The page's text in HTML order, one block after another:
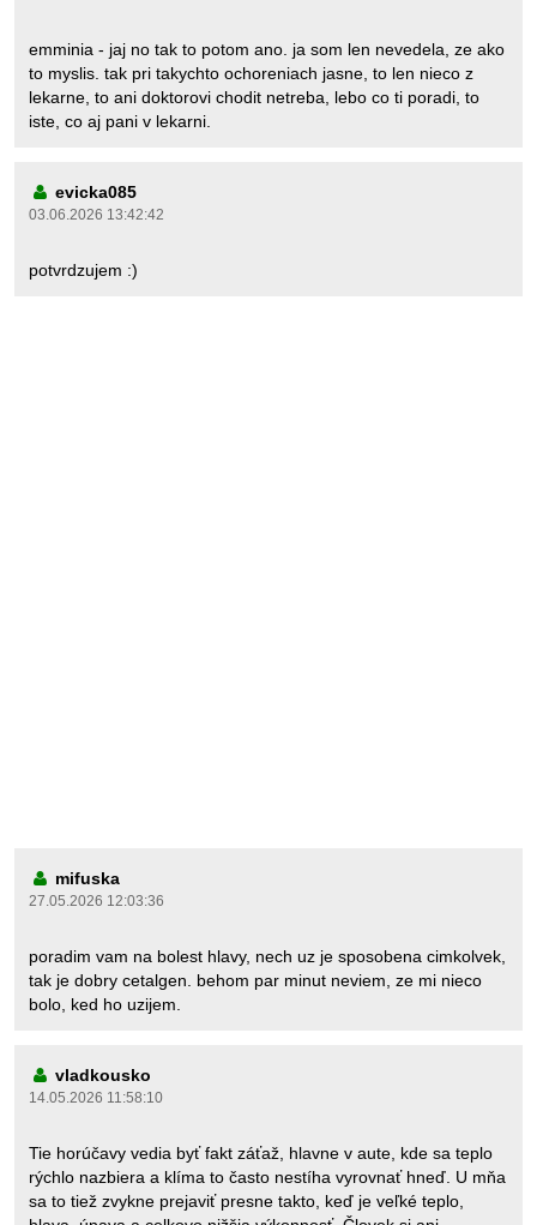
emminia - jaj no tak to potom ano. ja som len nevedela, ze ako
to myslis. tak pri takychto ochoreniach jasne, to len nieco z
lekarne, to ani doktorovi chodit netreba, lebo co ti poradi, to
iste, co aj pani v lekarni.
evicka085
03.06.2026 13:42:42
potvrdzujem :)
mifuska
27.05.2026 12:03:36
poradim vam na bolest hlavy, nech uz je sposobena cimkolvek,
tak je dobry cetalgen. behom par minut neviem, ze mi nieco
bolo, ked ho uzijem.
vladkousko
14.05.2026 11:58:10
Tie horúčavy vedia byť fakt záťaž, hlavne v aute, kde sa teplo
rýchlo nazbiera a klíma to často nestíha vyrovnať hneď. U mňa
sa to tiež zvykne prejaviť presne takto, keď je veľké teplo,